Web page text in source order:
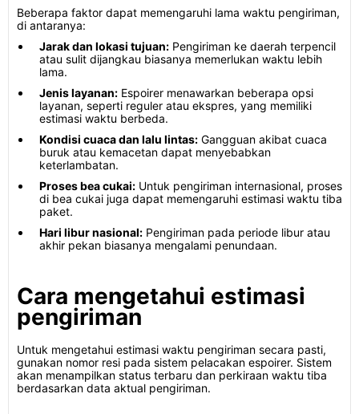
Beberapa faktor dapat memengaruhi lama waktu pengiriman,
di antaranya:
Jarak dan lokasi tujuan: Pengiriman ke daerah terpencil
atau sulit dijangkau biasanya memerlukan waktu lebih
lama.
Jenis layanan: Espoirer menawarkan beberapa opsi
layanan, seperti reguler atau ekspres, yang memiliki
estimasi waktu berbeda.
Kondisi cuaca dan lalu lintas: Gangguan akibat cuaca
buruk atau kemacetan dapat menyebabkan
keterlambatan.
Proses bea cukai: Untuk pengiriman internasional, proses
di bea cukai juga dapat memengaruhi estimasi waktu tiba
paket.
Hari libur nasional: Pengiriman pada periode libur atau
akhir pekan biasanya mengalami penundaan.
Cara mengetahui estimasi
pengiriman
Untuk mengetahui estimasi waktu pengiriman secara pasti,
gunakan nomor resi pada sistem pelacakan espoirer. Sistem
akan menampilkan status terbaru dan perkiraan waktu tiba
berdasarkan data aktual pengiriman.